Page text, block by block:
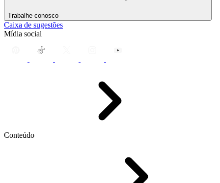
Trabalhe conosco
Caixa de sugestões
Mídia social
Conteúdo